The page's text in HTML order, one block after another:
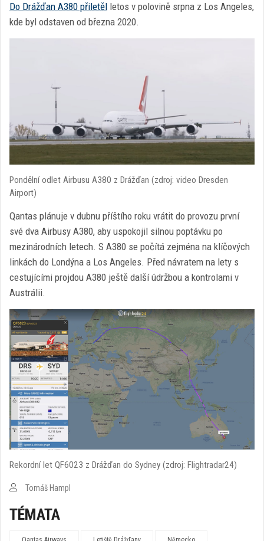
Do Drážďan A380 přiletěl letos v polovině srpna z Los Angeles,
kde byl odstaven od března 2020.
Pondělní odlet Airbusu A380 z Drážďan (zdroj: video Dresden
Airport)
Qantas plánuje v dubnu příštího roku vrátit do provozu první
své dva Airbusy A380, aby uspokojil silnou poptávku po
mezinárodních letech. S A380 se počítá zejména na klíčových
linkách do Londýna a Los Angeles. Před návratem na lety s
cestujícími projdou A380 ještě další údržbou a kontrolami v
Austrálii.
Rekordní let QF6023 z Drážďan do Sydney (zdroj: Flightradar24)
Tomáš Hampl
TÉMATA